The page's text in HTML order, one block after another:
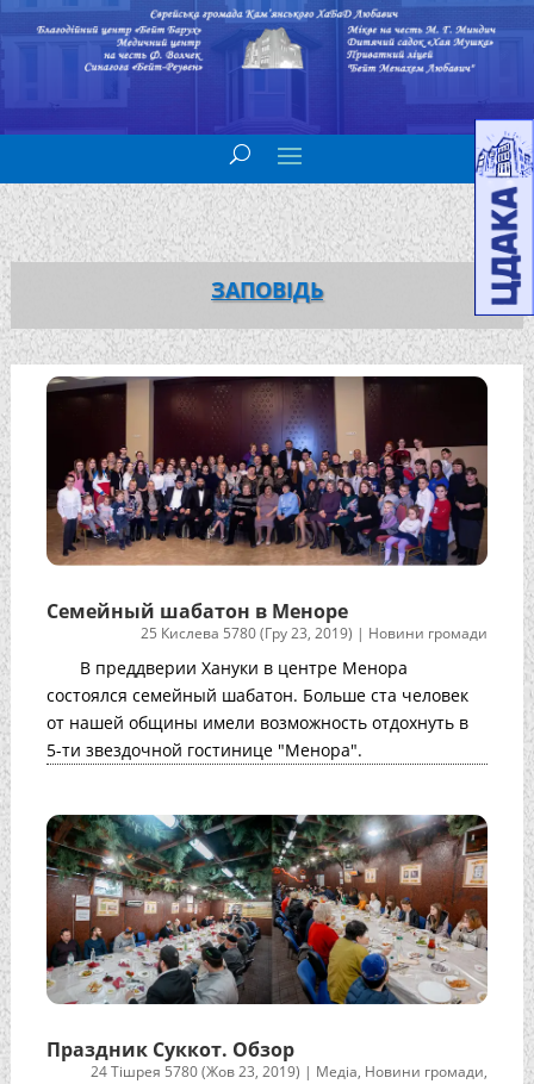
ЗАПОВІДЬ
Семейный шабатон в Меноре
25 Кислева 5780 (Гру 23, 2019) | Новини громади
В преддверии Хануки в центре Менора
состоялся семейный шабатон. Больше ста человек
от нашей общины имели возможность отдохнуть в
5-ти звездочной гостинице "Менора".
Праздник Суккот. Обзор
24 Тішрея 5780 (Жов 23, 2019) | Медіа, Новини громади,